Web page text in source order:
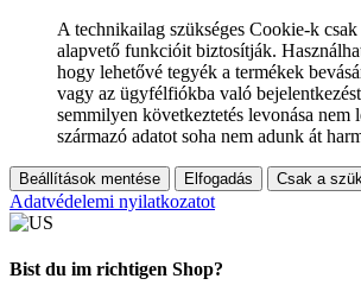
A technikailag szükséges Cookie-k
alapvető funkcióit biztosítják.
hogy lehetővé tegyék a termékek
vagy az ügyfélfiókba való
semmilyen következtetés levonása nem
származó adatot soha nem adunk át
Beállítások mentése Elfogadás Csak a
Adatvédelemi nyilatkozatot
Bist du im richtigen Shop?